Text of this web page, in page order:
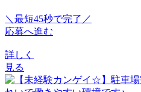
＼最短45秒で完了／
応募へ進む
詳しく
見る